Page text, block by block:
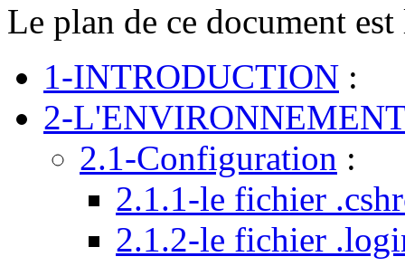
Le plan de ce document
1-INTRODUCTION :
2-
2.1-Configuration :
2.1.1-le fichier
2.1.2-le fichier